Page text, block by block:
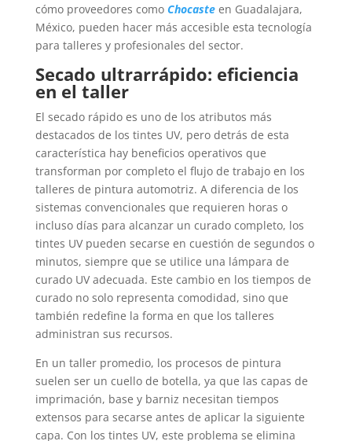
cómo proveedores como Chocasteen Guadalajara,
México, pueden hacer más accesible esta tecnología
para talleres y profesionales del sector.
Secado ultrarrápido: eficiencia
en el taller
El secado rápido es uno de los atributos más
destacados de los tintes UV, pero detrás de esta
característica hay beneficios operativos que
transforman por completo el flujo de trabajo en los
talleres de pintura automotriz. A diferencia de los
sistemas convencionales que requieren horas o
incluso días para alcanzar un curado completo, los
tintes UV pueden secarse en cuestión de segundos o
minutos, siempre que se utilice una lámpara de
curado UV adecuada. Este cambio en los tiempos de
curado no solo representa comodidad, sino que
también redefine la forma en que los talleres
administran sus recursos.
En un taller promedio, los procesos de pintura
suelen ser un cuello de botella, ya que las capas de
imprimación, base y barniz necesitan tiempos
extensos para secarse antes de aplicar la siguiente
capa. Con los tintes UV, este problema se elimina